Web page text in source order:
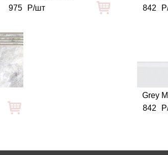
975
Р/шт
842
Grey
842